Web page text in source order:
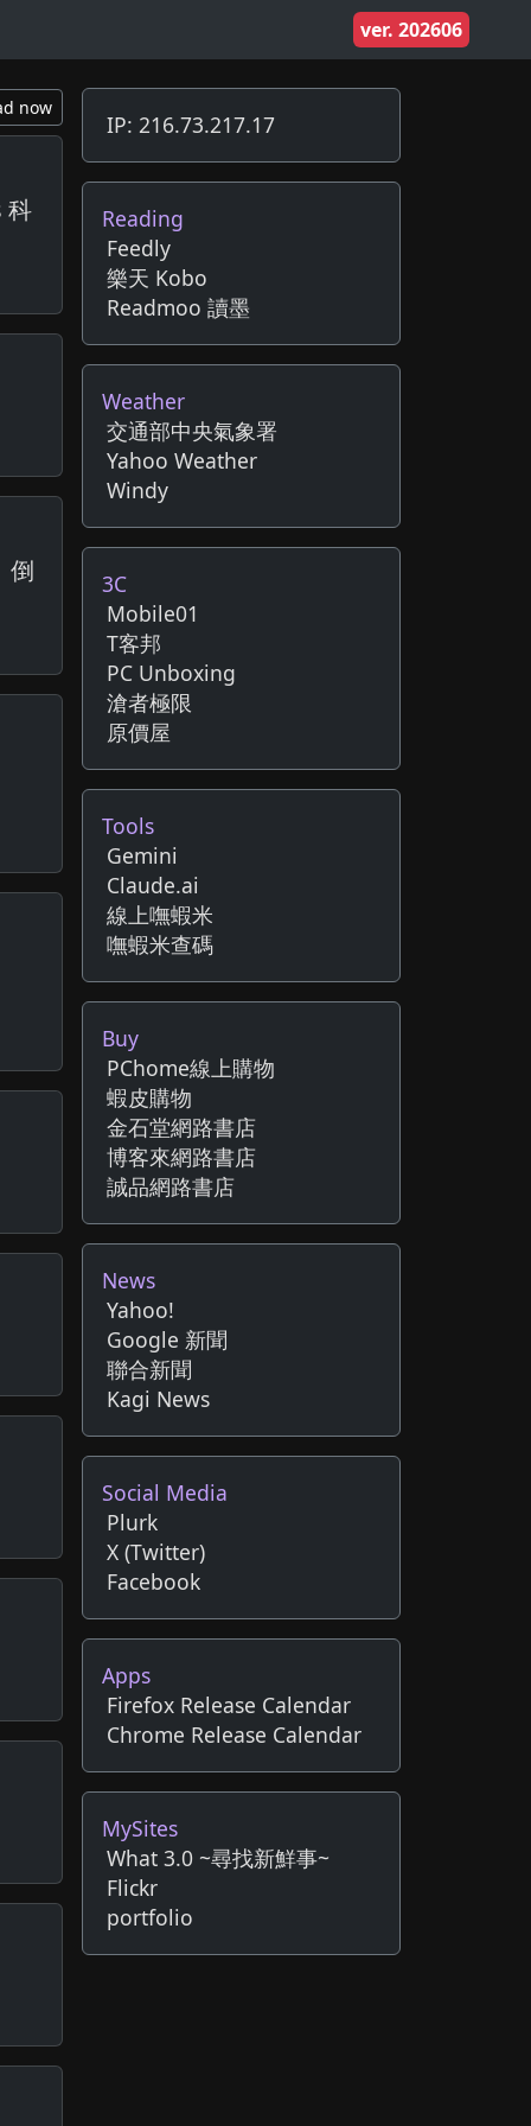
ver. 202606
now
科
倒
IP: 216.73.217.17
Reading
Feedly
樂天 Kobo
Readmoo 讀墨
Weather
交通部中央氣象署
Yahoo Weather
Windy
3C
Mobile01
T客邦
PC Unboxing
滄者極限
原價屋
Tools
Gemini
Claude.ai
線上嘸蝦米
嘸蝦米查碼
Buy
PChome線上購物
蝦皮購物
金石堂網路書店
博客來網路書店
誠品網路書店
News
Yahoo!
Google 新聞
聯合新聞
Kagi News
Social Media
Plurk
X (Twitter)
Facebook
Apps
Firefox Release Calendar
Chrome Release Calendar
MySites
What 3.0 ~尋找新鮮事~
Flickr
portfolio